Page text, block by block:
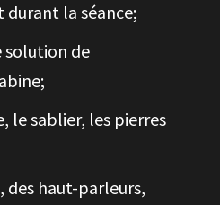
la séance;
solution de
le sablier, les pierres
des haut-parleurs,